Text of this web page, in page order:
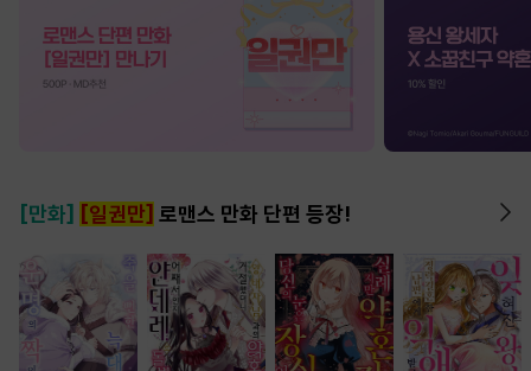
[만화] [일권만] 로맨스 만화 단편 등장!